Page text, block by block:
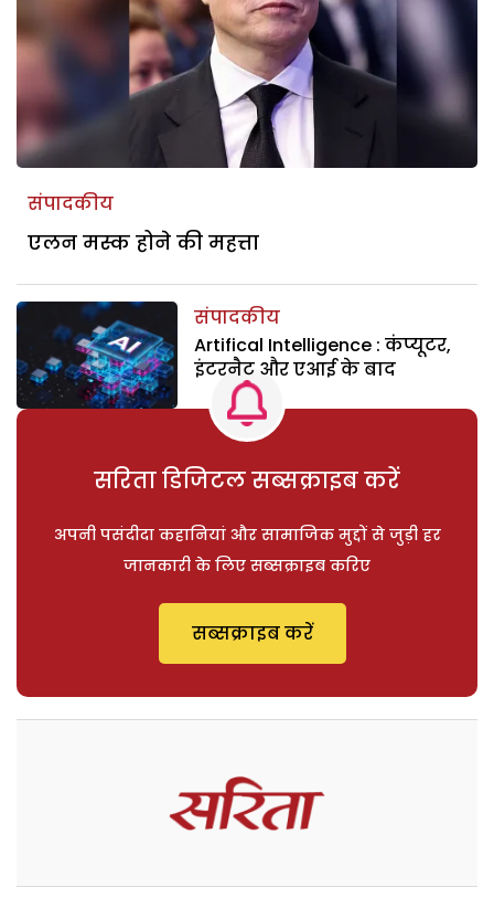
संपादकीय
एलन मस्क होने की महत्ता
संपादकीय
Artifical Intelligence : कंप्यूटर,
इंटरनैट और एआई के बाद
सरिता डिजिटल सब्सक्राइब करें
अपनी पसंदीदा कहानियां और सामाजिक मुद्दों से जुड़ी हर
जानकारी के लिए सब्सक्राइब करिए
सब्सक्राइब करें